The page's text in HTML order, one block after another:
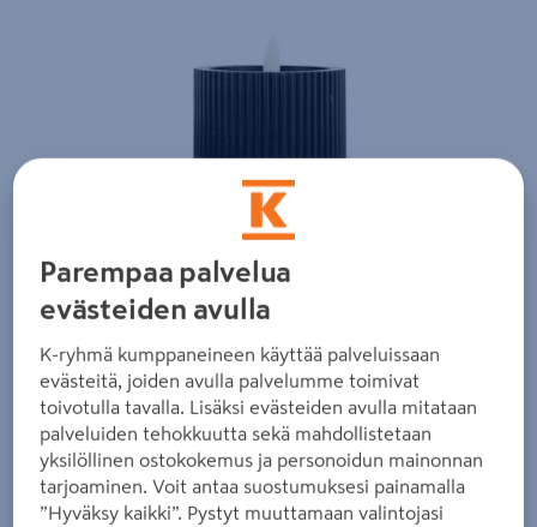
Parempaa palvelua
evästeiden avulla
K-ryhmä kumppaneineen käyttää palveluissaan
evästeitä, joiden avulla palvelumme toimivat
toivotulla tavalla. Lisäksi evästeiden avulla mitataan
palveluiden tehokkuutta sekä mahdollistetaan
yksilöllinen ostokokemus ja personoidun mainonnan
tarjoaminen. Voit antaa suostumuksesi painamalla
”Hyväksy kaikki”. Pystyt muuttamaan valintojasi